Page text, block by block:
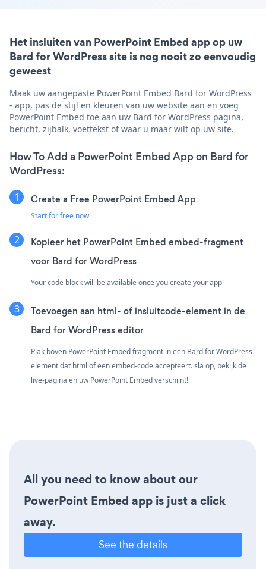
Het insluiten van PowerPoint Embed app op uw
Bard for WordPress site is nog nooit zo eenvoudig
geweest
Maak uw aangepaste PowerPoint Embed Bard for WordPress
- app, pas de stijl en kleuren van uw website aan en voeg
PowerPoint Embed toe aan uw Bard for WordPress pagina,
bericht, zijbalk, voettekst of waar u maar wilt op uw site.
How To Add a PowerPoint Embed App on Bard for
WordPress:
Create a Free PowerPoint Embed App
Start for free now
Kopieer het PowerPoint Embed embed-fragment
voor Bard for WordPress
Your code block will be available once you create your app
Toevoegen aan html- of insluitcode-element in de
Bard for WordPress editor
Plak boven PowerPoint Embed fragment in een Bard for WordPress
element dat html of een embed-code accepteert. sla op, bekijk de
live-pagina en uw PowerPoint Embed verschijnt!
All you need to know about our
PowerPoint Embed app is just a click
away.
See the details